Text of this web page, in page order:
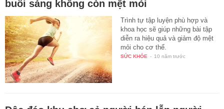
buổi sáng không còn mệt mỏi
Trình tự tập luyện phù hợp và
khoa học sẽ giúp những bài tập
diễn ra hiệu quả và giảm độ mệt
mỏi cho cơ thể.
SỨC KHỎE - 10 năm trước